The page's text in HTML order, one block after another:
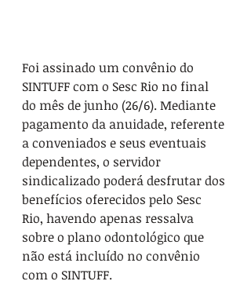
Foi assinado um convênio do
SINTUFF com o Sesc Rio no final
do mês de junho (26/6). Mediante
pagamento da anuidade, referente
a conveniados e seus eventuais
dependentes, o servidor
sindicalizado poderá desfrutar dos
benefícios oferecidos pelo Sesc
Rio, havendo apenas ressalva
sobre o plano odontológico que
não está incluído no convênio
com o SINTUFF.